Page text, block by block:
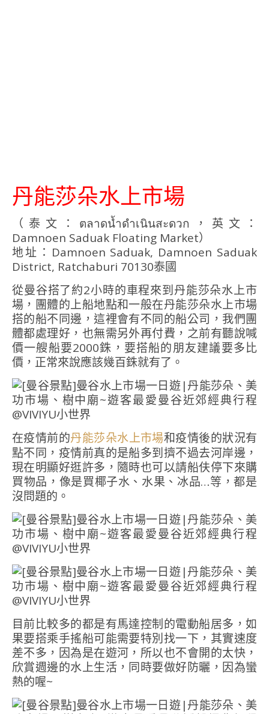
丹能莎朵水上市場
（泰文：ตลาดน้ำดำเนินสะดวก，英文：
Damnoen Saduak Floating Market）
地址：Damnoen Saduak, Damnoen Saduak
District, Ratchaburi 70130泰國
從曼谷搭了約2小時的車程來到丹能莎朵水上市
場，團體的上船地點和一般在丹能莎朵水上市場
搭的船不同邊，這裡會有不同的船公司，我們團
體都處理好，也無需另外再付費，之前有聽說喊
價一艘船要2000銖，要搭船的朋友建議要多比
價，正常來說應該幾百銖就有了。
在疫情前的丹能莎朵水上市場和疫情後的狀況有
點不同，疫情前真的是船多到擠不過去河岸邊，
現在明顯好逛許多，隨時也可以請船伕停下來購
買物品，像是買椰子水、水果、冰品…等，都是
沒問題的。
目前比較多的都是有馬達控制的電動船居多，如
果要搭乘手搖船可能需要特別找一下，其實速度
差不多，因為是在遊河，所以也不會開的太快，
欣賞週邊的水上生活，同時要做好防曬，因為蠻
熱的喔~